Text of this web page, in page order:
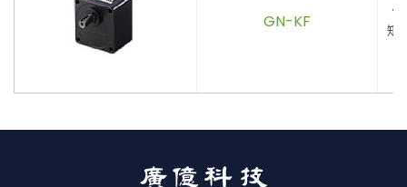
GN-KF
矩